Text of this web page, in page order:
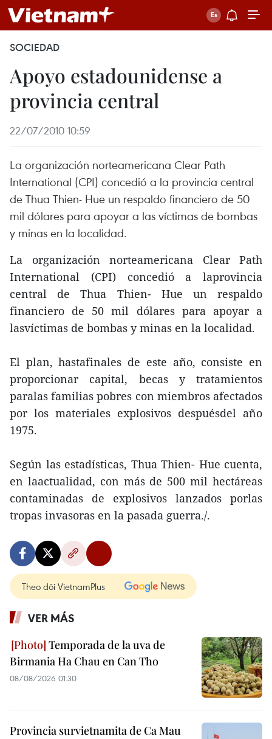
SOCIEDAD
Apoyo estadounidense a
provincia central
22/07/2010 10:59
La organización norteamericana Clear Path
International (CPI) concedió a la provincia central
de Thua Thien- Hue un respaldo financiero de 50
mil dólares para apoyar a las víctimas de bombas
y minas en la localidad.
La organización norteamericana Clear Path
International (CPI) concedió a laprovincia
central de Thua Thien- Hue un respaldo
financiero de 50 mil dólares para apoyar a
lasvíctimas de bombas y minas en la localidad.
El plan, hastafinales de este año, consiste en
proporcionar capital, becas y tratamientos
paralas familias pobres con miembros afectados
por los materiales explosivos despuésdel año
1975.
Según las estadísticas, Thua Thien- Hue cuenta,
en laactualidad, con más de 500 mil hectáreas
contaminadas de explosivos lanzados porlas
tropas invasoras en la pasada guerra./.
Theo dõi VietnamPlus
VER MÁS
Temporada de la uva de
Birmania Ha Chau en Can Tho
08/08/2026 01:30
Provincia survietnamita de Ca Mau